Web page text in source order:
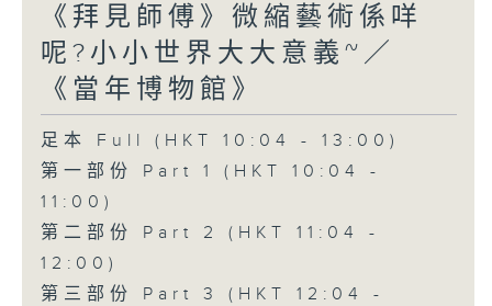
《拜見師傅》微縮藝術係咩
呢?小小世界大大意義~／
《當年博物館》
足本 Full (HKT 10:04 - 13:00)
第一部份 Part 1 (HKT 10:04 -
11:00)
第二部份 Part 2 (HKT 11:04 -
12:00)
第三部份 Part 3 (HKT 12:04 -